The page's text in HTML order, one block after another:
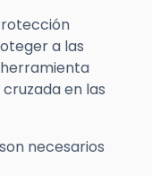
a las
en las
necesarios